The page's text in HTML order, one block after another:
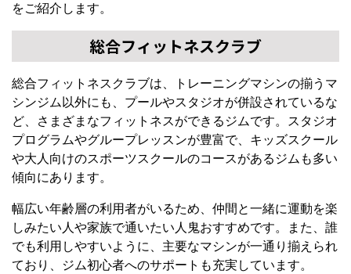
をご紹介します。
総合フィットネスクラブ
総合フィットネスクラブは、トレーニングマシンの揃うマ
シンジム以外にも、プールやスタジオが併設されているな
ど、さまざまなフィットネスができるジムです。スタジオ
プログラムやグループレッスンが豊富で、キッズスクール
や大人向けのスポーツスクールのコースがあるジムも多い
傾向にあります。
幅広い年齢層の利用者がいるため、仲間と一緒に運動を楽
しみたい人や家族で通いたい人鬼おすすめです。また、誰
でも利用しやすいように、主要なマシンが一通り揃えられ
ており、ジム初心者へのサポートも充実しています。